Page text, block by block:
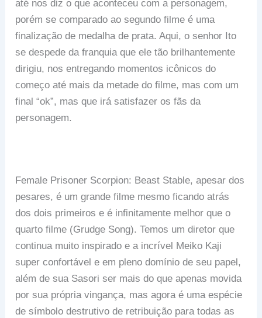
até nos diz o que aconteceu com a personagem,
porém se comparado ao segundo filme é uma
finalização de medalha de prata. Aqui, o senhor Ito
se despede da franquia que ele tão brilhantemente
dirigiu, nos entregando momentos icônicos do
começo até mais da metade do filme, mas com um
final “ok”, mas que irá satisfazer os fãs da
personagem.
Female Prisoner Scorpion: Beast Stable, apesar dos
pesares, é um grande filme mesmo ficando atrás
dos dois primeiros e é infinitamente melhor que o
quarto filme (Grudge Song). Temos um diretor que
continua muito inspirado e a incrível Meiko Kaji
super confortável e em pleno domínio de seu papel,
além de sua Sasori ser mais do que apenas movida
por sua própria vingança, mas agora é uma espécie
de símbolo destrutivo de retribuição para todas as